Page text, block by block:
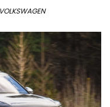
VOLKSWAGEN